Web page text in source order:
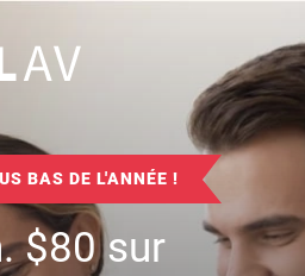
BAS DE L'ANNÉE !
$80sur